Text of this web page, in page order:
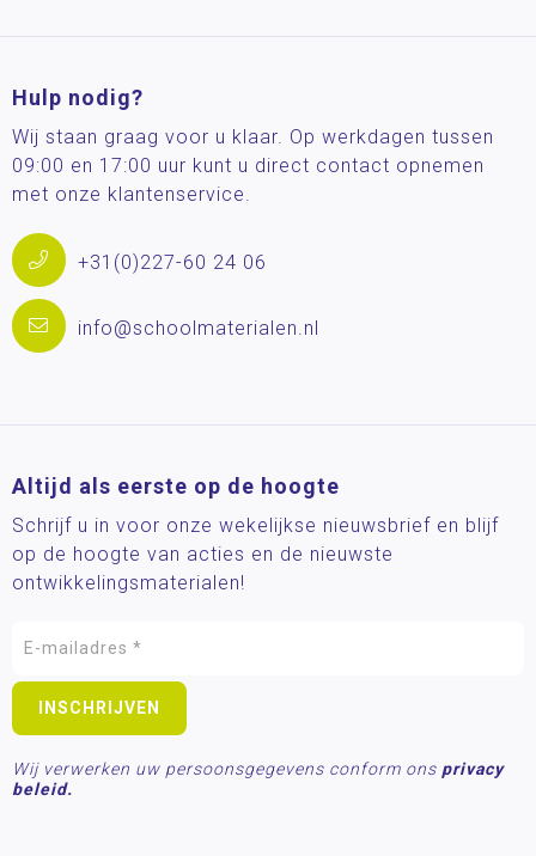
Hulp nodig?
Wij staan graag voor u klaar. Op werkdagen tussen
09:00 en 17:00 uur kunt u direct contact opnemen
met onze klantenservice.
+31(0)227-60 24 06
info@schoolmaterialen.nl
Altijd als eerste op de hoogte
Schrijf u in voor onze wekelijkse nieuwsbrief en blijf
op de hoogte van acties en de nieuwste
ontwikkelingsmaterialen!
Wij verwerken uw persoonsgegevens conform ons privacy
beleid.